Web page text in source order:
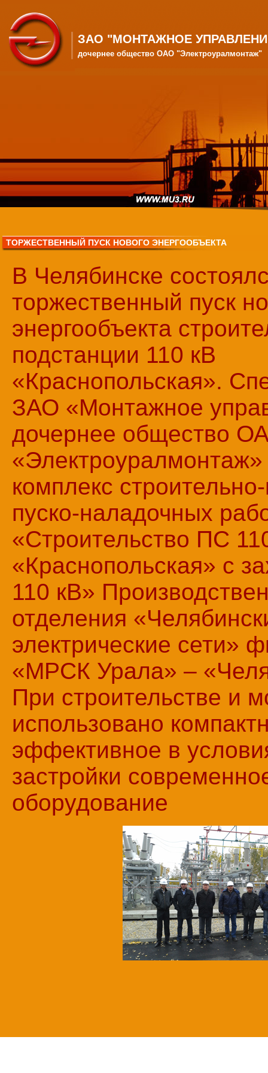
ЗАО "МОНТАЖНОЕ
дочернее общество ОАО "Электроуралмонтаж"
ТОРЖЕСТВЕННЫЙ ПУСК НОВОГО ЭНЕРГООБЪЕКТА
В Челябинске
торжественный пуск
энергообъекта
подстанции 110 кВ
«Краснопольская».
ЗАО «Монтажное
дочернее общество
комплекс
пуско-наладочных
«Строительство ПС
«Краснопольская» с
110 кВ»
отделения
электрические сети»
«МРСК Урала» –
При строительстве и
использовано
эффективное в
застройки
оборудование